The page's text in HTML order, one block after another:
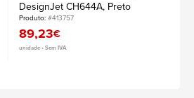
DesignJet CH644A, Preto
Produto:#413757
89,23€
unidade • Sem IVA